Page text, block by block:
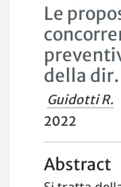
Le
della
Guidotti R.
2022
Abstract